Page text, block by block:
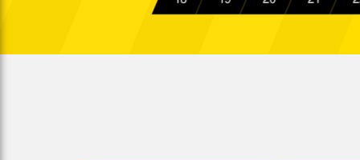
Sa. 20.11.1971